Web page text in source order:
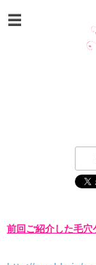
前回ご紹介した毛穴